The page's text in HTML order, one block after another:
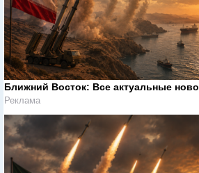
Ближний Восток: Все актуальные
Реклама